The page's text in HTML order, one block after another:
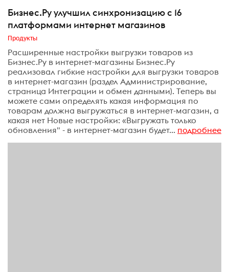
Бизнес.Ру улучшил синхронизацию с 16
платформами интернет магазинов
Продукты
Расширенные настройки выгрузки товаров из
Бизнес.Ру в интернет-магазины Бизнес.Ру
реализовал гибкие настройки для выгрузки товаров
в интернет-магазин (раздел Администрирование,
страница Интеграции и обмен данными). Теперь вы
можете сами определять какая информация по
товарам должна выгружаться в интернет-магазин, а
какая нет Новые настройки: «Выгружать только
обновления" - в интернет-магазин будет... подробнее